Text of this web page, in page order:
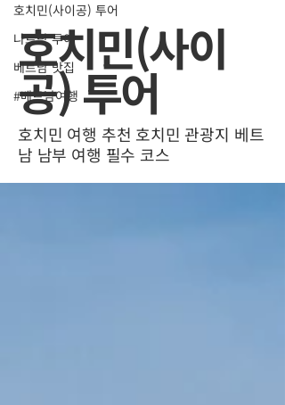
호치민(사이공) 투어
나트랑 투어
베트남 맛집
#베트남여행
호치민(사이
공) 투어
호치민 여행 추천 호치민 관광지 베트
남 남부 여행 필수 코스